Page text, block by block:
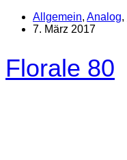
Allgemein, Analog,
7. März 2017
Florale 80